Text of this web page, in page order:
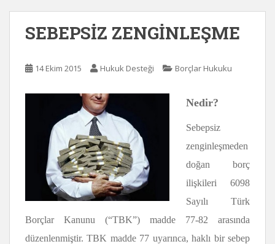
SEBEPSİZ ZENGİNLEŞME
14 Ekim 2015 Hukuk Desteği Borçlar Hukuku
Nedir?
Sebepsiz
zenginleşmeden
doğan borç
ilişkileri 6098
Sayılı Türk
Borçlar Kanunu (“TBK”) madde 77-82 arasında
düzenlenmiştir. TBK madde 77 uyarınca, haklı bir sebep